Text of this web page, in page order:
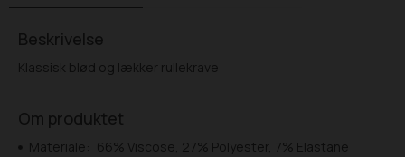
Beskrivelse
Klassisk blød og lækker rullekrave
Om produktet
Materiale:
66% Viscose, 27% Polyester, 7% Elastane